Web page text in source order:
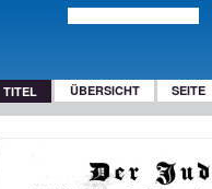
TITEL ÜBERSICHT SEITE